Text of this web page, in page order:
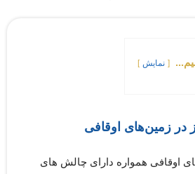
نمایش
زمین‌‌های اوقافی
اوقافی همواره دارای چالش های